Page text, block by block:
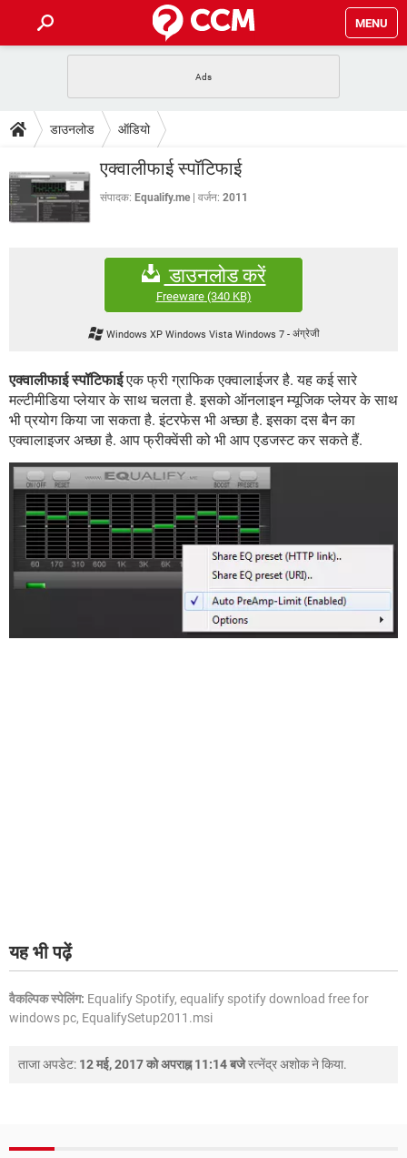
MENU
फोन पर अकाउंट बैलेंस चेक
WhatsApp Hack हो गया? Lucky Patcher यूज करें
टेक-स्पेशल
2020 के फ्री एंटीवायरस
बेस्ट फ्री ऑनलाइन गेम्स
Vidmate PUBG Mobile
FORUM
कंप्यूटर बस
डाउनलोड ऑडियो
एक्वालीफाई स्पॉटिफाई
संपादक: Equalify.me वर्जन: 2011
डाउनलोड करें
Freeware(340 KB)
Windows XP Windows Vista Windows 7-अंग्रेजी
एक्वालीफाई स्पॉटिफाईएक फ्री ग्राफिक एक्वालाईजर है. यह कई सारे
मल्टीमीडिया प्लेयार के साथ चलता है. इसको ऑनलाइन म्यूजिक प्लेयर के साथ
भी प्रयोग किया जा सकता है. इंटरफेस भी अच्छा है. इसका दस बैन का
एक्वालाइजर अच्छा है. आप फ्रीक्वेंसी को भी आप एडजस्ट कर सकते हैं.
यह भी पढ़ें
वैकल्पिक स्पेलिंग: Equalify Spotify, equalify spotify download free for
windows pc, EqualifySetup2011.msi
ताजा अपडेट: 12 मई, 2017 को अपराह्न 11:14 बजेरत्नेंद्र अशोकने किया.